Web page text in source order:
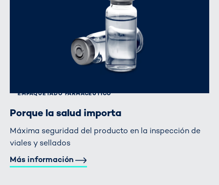
EMPAQUETADO FARMACÉUTICO
Porque la salud importa
Máxima seguridad del producto en la inspección de
viales y sellados
Más información